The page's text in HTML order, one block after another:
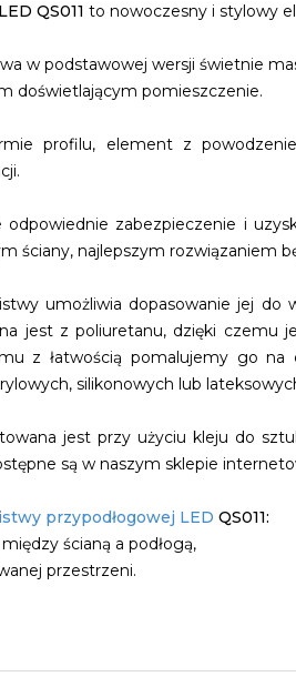
QS011 to nowoczesny i stylowy
w podstawowej wersji świetnie
doświetlającym pomieszczenie.
profilu, element z
odpowiednie zabezpieczenie i
ściany, najlepszym rozwiązaniem
umożliwia dopasowanie jej
jest z poliuretanu, dzięki czemu
z łatwością pomalujemy go
silikonowych lub
jest przy użyciu kleju do
są w naszym sklepie
przypodłogowej LED QS011:
ścianą a podłogą,
przestrzeni.